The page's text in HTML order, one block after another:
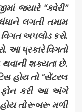
જ્યારે “ક્વેરી”
લગતી તમામ
અપલોડ કરો.
આ પ્રકારે વિગતો
શક્યતા છે.
હોય તો “સેંટરલ
ફોન કરી આ અંગે
હોય તો રૂબરૂ મળી